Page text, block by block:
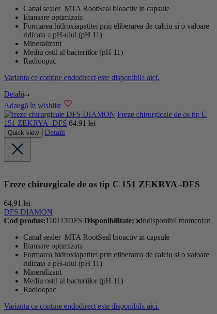
Canal sealer MTA RootSeal bioactiv in capsule
Etansare optimizata
Formarea hidroxiapatitei prin eliberarea de calciu si o valoare
ridicata a pH-ului (pH 11)
Mineralizant
Mediu ostil al bacteriilor (pH 11)
Radioopac
Varianta ce contine endodirect este disponibila aici.
Detalii
Adaugă în wishlist
DFS DIAMON Freze chirurgicale de os tip C
151 ZEKRYA -DFS 64,91 lei
Quick view Detalii
Freze chirurgicale de os tip C 151 ZEKRYA -DFS
64,91 lei
DFS DIAMON
Cod produs:110113DFS Disponibilitate:
Indisponibil momentan
Canal sealer MTA RootSeal bioactiv in capsule
Etansare optimizata
Formarea hidroxiapatitei prin eliberarea de calciu si o valoare
ridicata a pH-ului (pH 11)
Mineralizant
Mediu ostil al bacteriilor (pH 11)
Radioopac
Varianta ce contine endodirect este disponibila aici.